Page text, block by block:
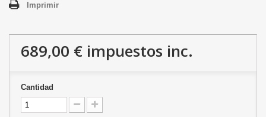
Imprimir
689,00 € impuestos inc.
Cantidad